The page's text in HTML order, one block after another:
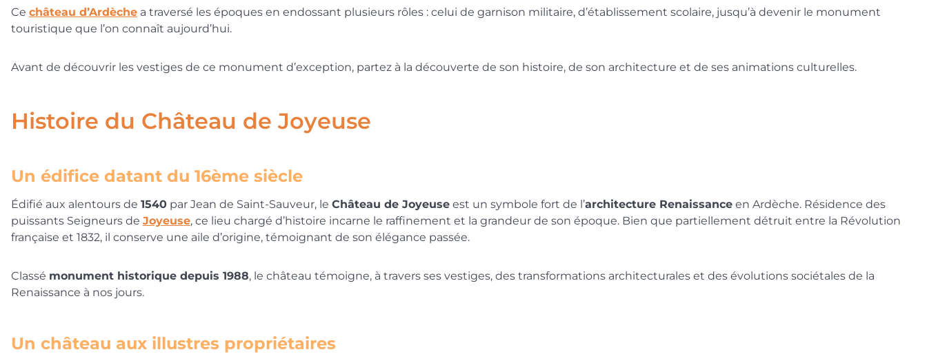
Ce château d’Ardèche a traversé les époques en endossant plusieurs rôles : celui de garnison militaire, d’établissement scolaire, jusqu’à devenir le monument
touristique que l’on connaît aujourd’hui.
Avant de découvrir les vestiges de ce monument d’exception, partez à la découverte de son histoire, de son architecture et de ses animations culturelles.
Histoire du Château de Joyeuse
Un édifice datant du 16ème siècle
Édifié aux alentours de 1540 par Jean de Saint-Sauveur, le Château de Joyeuse est un symbole fort de l’architecture Renaissance en Ardèche. Résidence des
puissants Seigneurs de Joyeuse, ce lieu chargé d’histoire incarne le raffinement et la grandeur de son époque. Bien que partiellement détruit entre la Révolution
française et 1832, il conserve une aile d’origine, témoignant de son élégance passée.
Classé monument historique depuis 1988, le château témoigne, à travers ses vestiges, des transformations architecturales et des évolutions sociétales de la
Renaissance à nos jours.
Un château aux illustres propriétaires